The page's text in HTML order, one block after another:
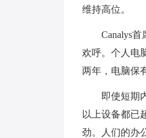
维持高位。
Canalys
欢呼。个人电
两年，电脑保
即使短期
以上设备都已
劲。人们的办